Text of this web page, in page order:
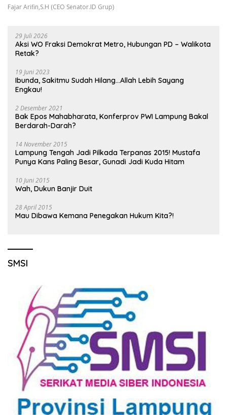
Fajar Arifin,S.H (CEO Senator.ID Grup)
29 Juli 2026
Aksi WO Fraksi Demokrat Metro, Hubungan PD – Walikota
Retak?
19 Juni 2023
Ibunda, Sakitmu Sudah Hilang…Allah Lebih Sayang
Engkau!
2 Desember 2021
Bak Epos Mahabharata, Konferprov PWI Lampung Bakal
Berdarah-Darah?
14 November 2015
Lampung Tengah Jadi Pilkada Terpanas 2015! Mustafa
Punya Kans Paling Besar, Gunadi Jadi Kuda Hitam
10 Juni 2015
Wah, Dukun Banjir Duit
28 April 2015
Mau Dibawa Kemana Penegakan Hukum Kita?!
SMSI